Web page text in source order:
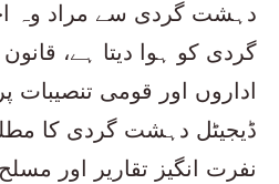
دہشت گردی سے مراد وہ
گردی کو ہوا دیتا ہے، قانون
اداروں اور قومی تنصیبات
ڈیجیٹل دہشت گردی کا
نفرت انگیز تقاریر اور